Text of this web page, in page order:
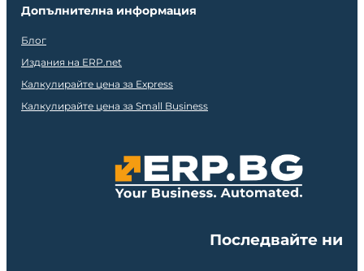
Допълнителна информация
Блог
Издания на ERP.net
Калкулирайте цена за Express
Калкулирайте цена за Small Business
Последвайте ни